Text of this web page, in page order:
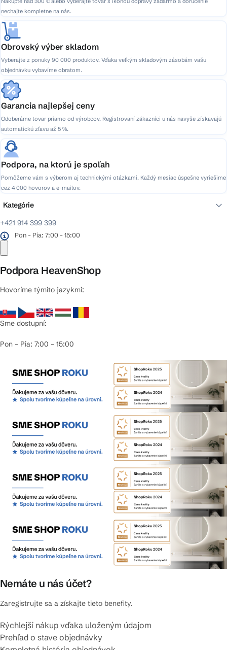
nechajte kompletne na nás.
Obrovský výber skladom
Vyberajte z ponuky 90 000 produktov. Vďaka veľkým skladovým zásobám vašu
objednávku vybavíme obratom.
Garancia najlepšej ceny
Odoberáme tovar priamo od výrobcov. Registrovaní zákazníci u nás navyše získavajú
automatickú zľavu až 5 %.
Podpora, na ktorú je spoľah
Pomôžeme vám s výberom aj technickými otázkami. Každý mesiac úspešne vyriešime
cez 4 000 hovorov a e-mailov.
+421 914 399 399
Pon - Pia: 7:00 - 15:00
Podpora HeavenShop
Hovoríme týmito jazykmi:
Sme dostupní:
Pon – Pia: 7:00 – 15:00
Nemáte u nás účet?
Zaregistrujte sa a získajte tieto benefity.
Rýchlejší nákup vďaka uloženým údajom
Prehľad o stave objednávky
Kategórie